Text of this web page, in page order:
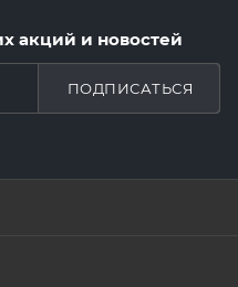
акций и новостей
ПОДПИСАТЬСЯ